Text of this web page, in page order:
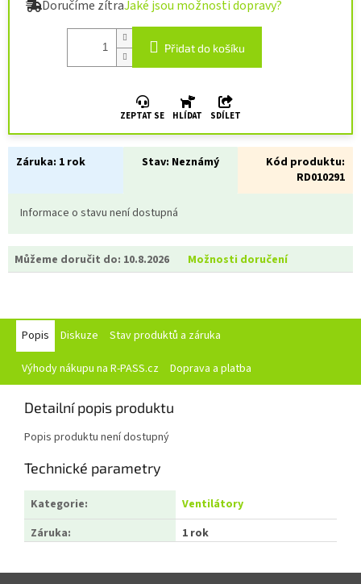
Doručíme zítraJaké jsou možnosti dopravy?
Přidat do košíku
ZEPTAT SE HLÍDAT SDÍLET
Záruka: 1 rok Stav: Neznámý
Kód produktu:
RD010291
Informace o stavu není dostupná
Můžeme doručit do: 10.8.2026 Možnosti doručení
Popis Diskuze Stav produktů a záruka
Výhody nákupu na R-PASS.cz Doprava a platba
Detailní popis produktu
Popis produktu není dostupný
Technické parametry
Kategorie:
Ventilátory
Záruka: 1 rok